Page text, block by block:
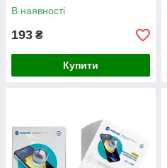
В наявності
193 ₴
Купити